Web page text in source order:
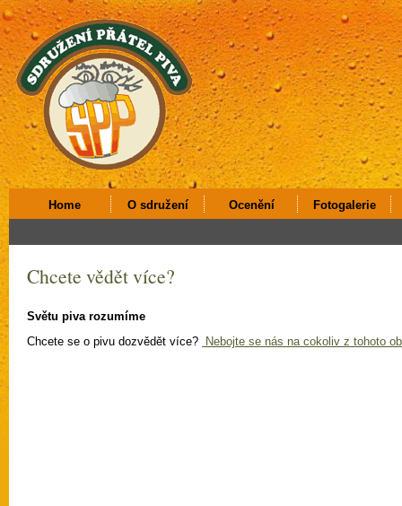
Home O sdružení Ocenění Fotogalerie
Chcete vědět více?
Světu piva rozumíme
Chcete se o pivu dozvědět více?
Nebojte se nás na cokoliv z tohoto